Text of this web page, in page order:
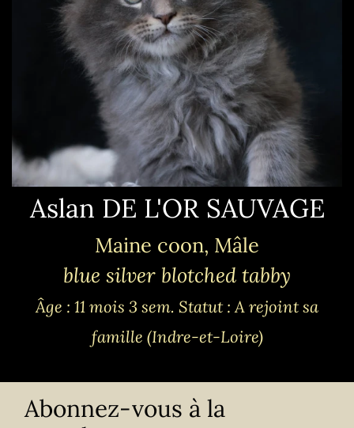
Aslan DE L'OR SAUVAGE
Maine coon, Mâle
blue silver blotched tabby
Âge : 11 mois 3 sem. Statut : A rejoint sa
famille (Indre-et-Loire)
Abonnez-vous à la